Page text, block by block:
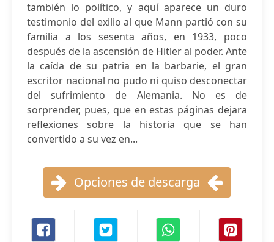
también lo político, y aquí aparece un duro
testimonio del exilio al que Mann partió con su
familia a los sesenta años, en 1933, poco
después de la ascensión de Hitler al poder. Ante
la caída de su patria en la barbarie, el gran
escritor nacional no pudo ni quiso desconectar
del sufrimiento de Alemania. No es de
sorprender, pues, que en estas páginas dejara
reflexiones sobre la historia que se han
convertido a su vez en...
Opciones de descarga